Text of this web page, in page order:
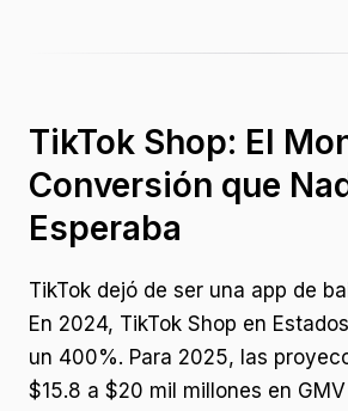
TikTok Shop: El
Conversión que
Esperaba
TikTok dejó de ser una app de
En 2024, TikTok Shop en
un 400%. Para 2025, las
$15.8 a $20 mil millones en